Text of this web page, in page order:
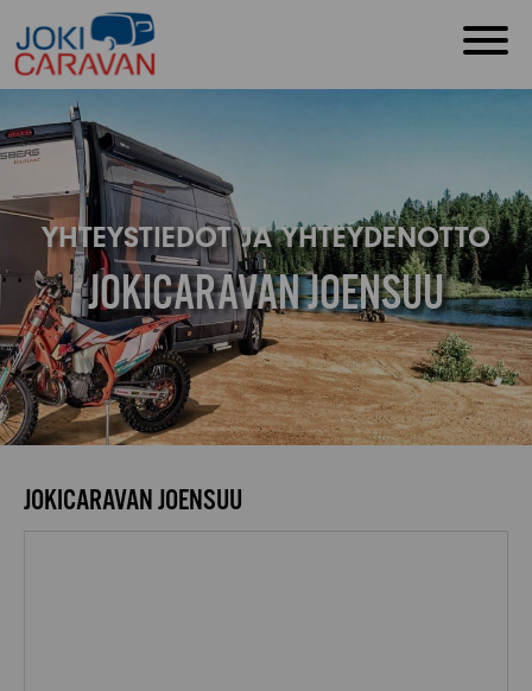
YHTEYSTIEDOT JA YHTEYDENOTTO
JOKICARAVAN JOENSUU
JOKICARAVAN JOENSUU